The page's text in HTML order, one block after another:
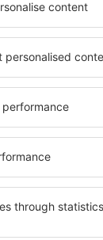
buget şi
spațioase,
și de
city break.
lângă
Acest lucru
și de
că
nevoie să
și vă veţi